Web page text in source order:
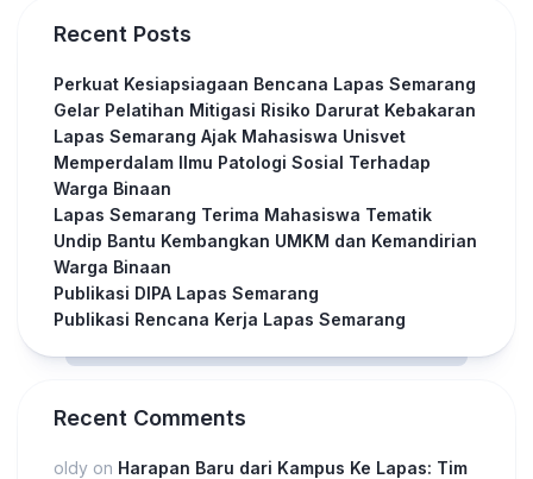
Recent Posts
Perkuat Kesiapsiagaan Bencana Lapas Semarang
Gelar Pelatihan Mitigasi Risiko Darurat Kebakaran
Lapas Semarang Ajak Mahasiswa Unisvet
Memperdalam Ilmu Patologi Sosial Terhadap
Warga Binaan
Lapas Semarang Terima Mahasiswa Tematik
Undip Bantu Kembangkan UMKM dan Kemandirian
Warga Binaan
Publikasi DIPA Lapas Semarang
Publikasi Rencana Kerja Lapas Semarang
Recent Comments
oldy on Harapan Baru dari Kampus Ke Lapas: Tim